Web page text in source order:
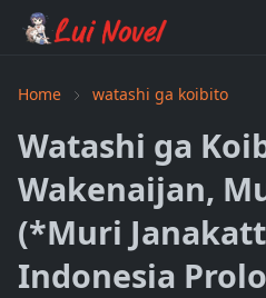
Home watashi ga koibito
Watashi ga
Wakenaijan,
(*Muri
Indonesia